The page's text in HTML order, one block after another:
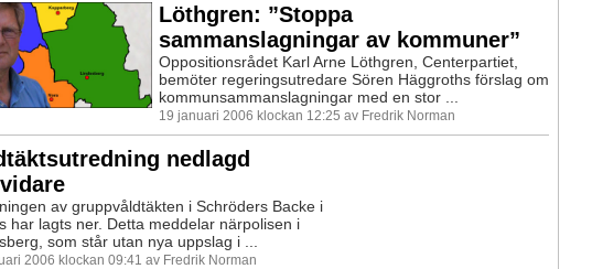
Löthgren: ”Stoppa
sammanslagningar av kommuner”
Oppositionsrådet Karl Arne Löthgren, Centerpartiet,
bemöter regeringsutredare Sören Häggroths förslag om
kommunsammanslagningar med en stor ...
19 januari 2006 klockan 12:25 av Fredrik Norman
nedlagd
av gruppvåldtäkten i Schröders Backe i
har lagts ner. Detta meddelar närpolisen i
som står utan nya uppslag i ...
2006 klockan 09:41 av Fredrik Norman